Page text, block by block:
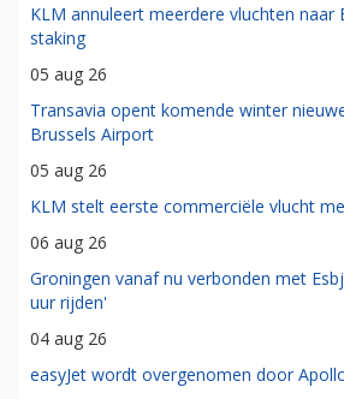
KLM annuleert meerdere vluchten naar
staking
05 aug 26
Transavia opent komende winter
Brussels Airport
05 aug 26
KLM stelt eerste commerciële vlucht
06 aug 26
Groningen vanaf nu verbonden met
uur rijden'
04 aug 26
easyJet wordt overgenomen door